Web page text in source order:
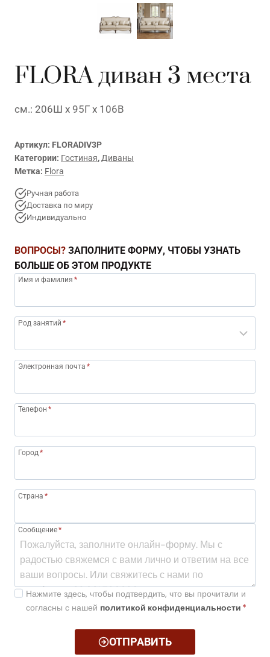
FLORA диван 3 места
см.: 206Ш x 95Г x 106В
Артикул: FLORADIV3P
Категории: Гостиная,Диваны
Метка: Flora
Ручная работа
Доставка по миру
Индивидуально
ВОПРОСЫ? ЗАПОЛНИТЕ ФОРМУ, ЧТОБЫ УЗНАТЬ
БОЛЬШЕ ОБ ЭТОМ ПРОДУКТЕ
Имя и фамилия *
Род занятий *
Электронная почта *
Телефон *
Город*
Страна *
Сообщение*
Нажмите здесь, чтобы подтвердить, что вы прочитали и
согласны с нашей политикой конфиденциальности *
ОТПРАВИТЬ